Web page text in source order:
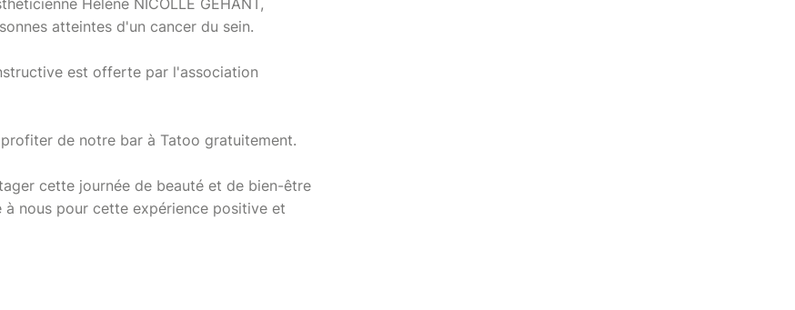
Hélène NICOLLE GEHANT,
atteintes d'un cancer du sein.
est offerte par l'association
de notre bar à Tatoo gratuitement.
cette journée de beauté et de bien-être
nous pour cette expérience positive et